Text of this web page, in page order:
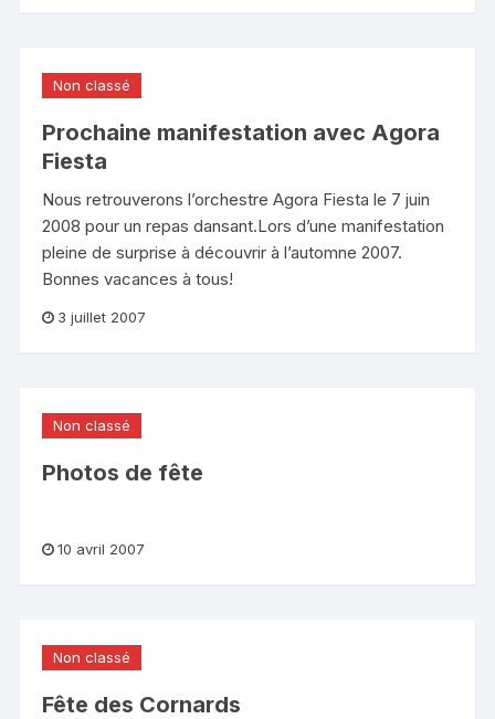
Non classé
Prochaine manifestation avec Agora
Fiesta
Nous retrouverons l’orchestre Agora Fiesta le 7 juin
2008 pour un repas dansant.Lors d’une manifestation
pleine de surprise à découvrir à l’automne 2007.
Bonnes vacances à tous!
3 juillet 2007
Non classé
Photos de fête
10 avril 2007
Non classé
Fête des Cornards